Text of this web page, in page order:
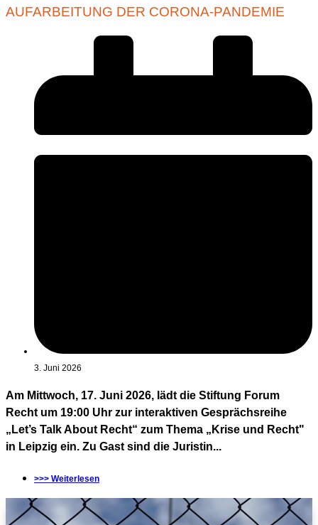
AUFARBEITUNG DER CORONA-PANDEMIE
3. Juni 2026
Am Mittwoch, 17. Juni 2026, lädt die Stiftung Forum
Recht um 19:00 Uhr zur interaktiven Gesprächsreihe
„Let’s Talk About Recht“ zum Thema „Krise und Recht"
in Leipzig ein. Zu Gast sind die Juristin...
>>> Weiterlesen